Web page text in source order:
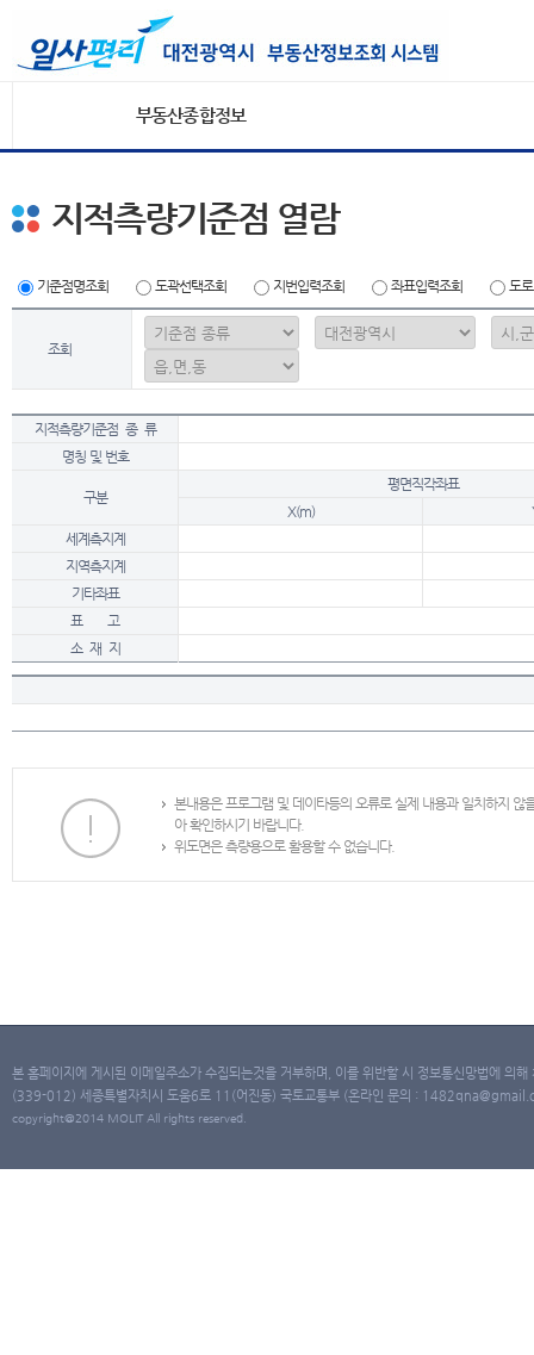
부동산종합정보
지적측량기준점 열람
기준점명조회 도곽선택조회 지번입력조회 좌표입력조회 도
조회
지적측량기준점 종 류
명칭 및 번호
구분
평면직각좌표
X(m)
세계측지계
지역측지계
기타좌표
표 고
소 재 지
본내용은 프로그램 및 데이타등의 오류로 실제 내용과 일치하지
아 확인하시기 바랍니다.
위도면은 측량용으로 활용할 수 없습니다.
본 홈페이지에 게시된 이메일주소가 수집되는것을 거부하며, 이를 위반할 시 정보통신망법에 의
(339-012) 세종특별자치시 도움6로 11(어진동) 국토교통부 (온라인 문의 :
copyright@2014 MOLIT All rights reserved.